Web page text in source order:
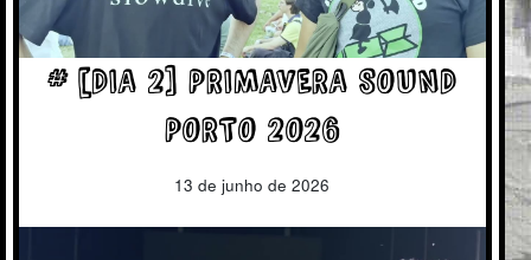
# [DIA 2] PRIMAVERA SOUND
PORTO 2026
13 de junho de 2026